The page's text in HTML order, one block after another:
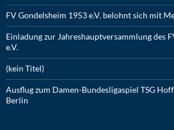
FV Gondelsheim 1953 e.V. belohnt sich mit
Einladung zur Jahreshauptversammlung des
e.V.
(kein Titel)
Ausflug zum Damen-Bundesligaspiel TSG
Berlin